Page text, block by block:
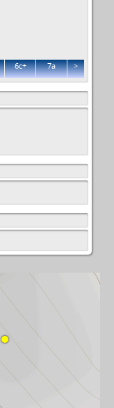
6c+ 7a >